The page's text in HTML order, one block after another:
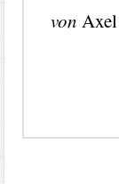
vonAxel